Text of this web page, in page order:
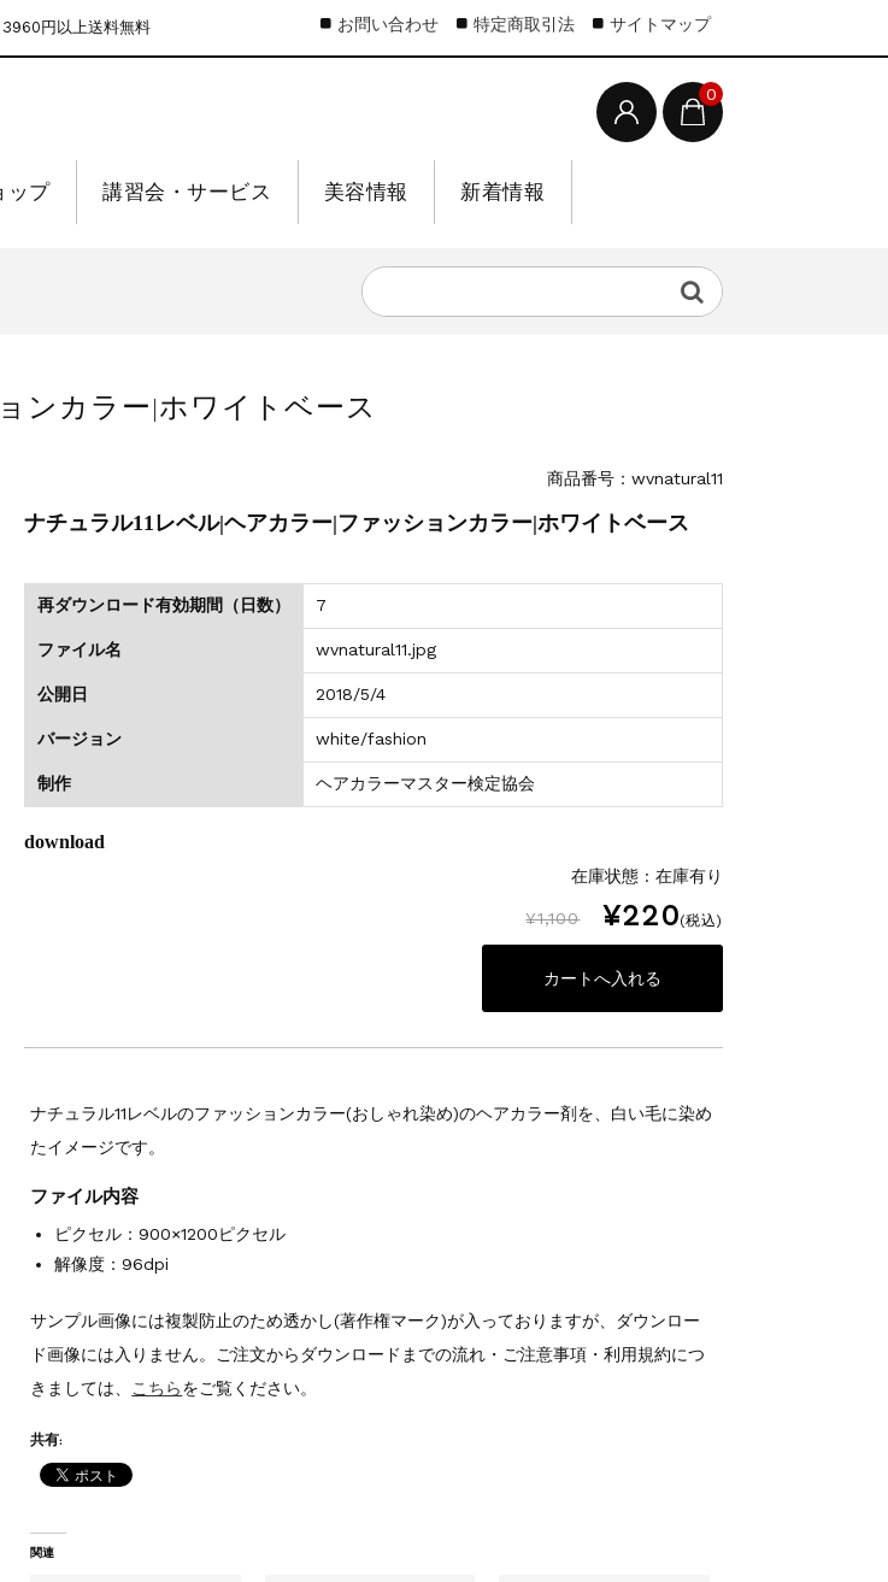
円以上送料無料
0
ップ 講習会・サービス 美容情報 新着情報
お問い合わせ 特定商取引法 サイトマップ
います
ンカラー|ホワイトベース
商品番号：wvnatural11
ナチュラル11レベル|ヘアカラー|ファッションカラー|ホワイトベース
再ダウンロード有効期間（日数） 7
ファイル名 wvnatural11.jpg
公開日 2018/5/4
バージョン white/fashion
制作 ヘアカラーマスター検定協会
download
在庫状態 : 在庫有り
¥1,100 ¥220(税込)
ナチュラル11レベルのファッションカラー(おしゃれ染め)のヘアカラー剤を、白い毛に染め
たイメージです。
ファイル内容
ピクセル：900×1200ピクセル
解像度：96dpi
サンプル画像には複製防止のため透かし(著作権マーク)が入っておりますが、ダウンロー
ド画像には入りません。ご注文からダウンロードまでの流れ・ご注意事項・利用規約につ
きましては、
こちらをご覧ください。
共有:
関連